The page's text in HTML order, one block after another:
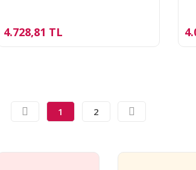
4.728,81 TL
1 2